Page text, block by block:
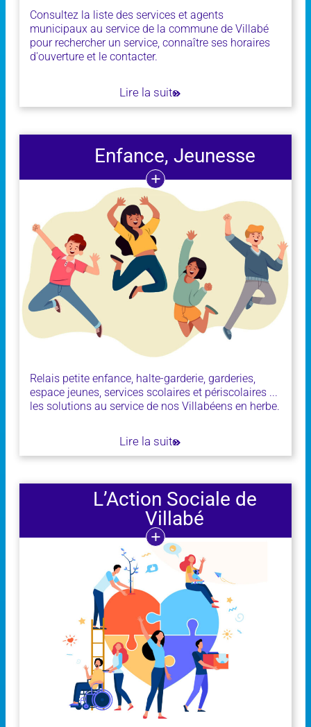
Consultez la liste des services et agents
municipaux au service de la commune de Villabé
pour rechercher un service, connaître ses horaires
d'ouverture et le contacter.
Lire la suite
Enfance, Jeunesse
Relais petite enfance, halte-garderie, garderies,
espace jeunes, services scolaires et périscolaires ...
les solutions au service de nos Villabéens en herbe.
Lire la suite
L’Action Sociale de
Villabé